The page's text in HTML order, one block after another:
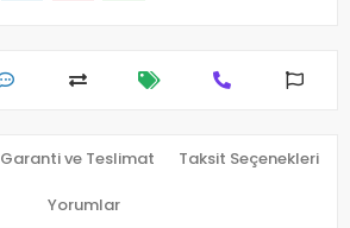
Garanti ve Teslimat Taksit Seçenekleri
Yorumlar